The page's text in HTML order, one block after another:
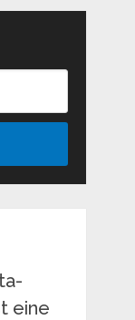
eine